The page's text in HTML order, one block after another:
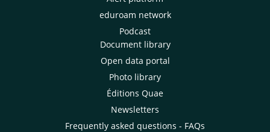
eduroam network
Podcast
Document library
Open data portal
Photo library
Éditions Quae
Newsletters
Frequently asked questions - FAQs